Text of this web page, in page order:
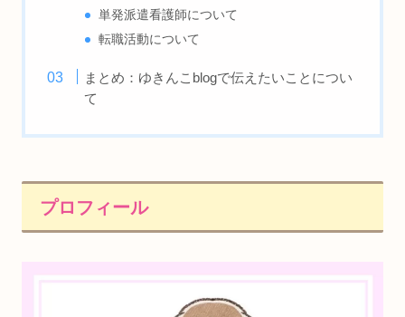
単発派遣看護師について
転職活動について
まとめ：ゆきんこblogで伝えたいことについ
て
プロフィール